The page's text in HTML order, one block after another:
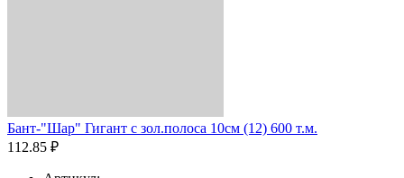
Бант-"Шар" Гигант с зол.полоса 10см (12) 600 т.м.
112.85 ₽